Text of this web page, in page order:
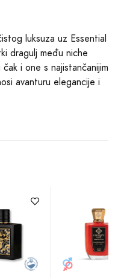
luksuza uz Essential
dragulj među niche
i one s najistančanijim
avanturu elegancije i
bogate i slojevite
Bois Imperial
timur bibera, stvara
i uzbuđuje. Ove
mirisnu strukturu već i
podsjećajući na